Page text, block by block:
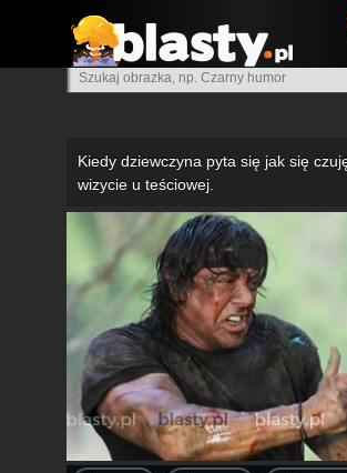
Kiedy dziewczyna pyta się jak się
wizycie u teściowej.